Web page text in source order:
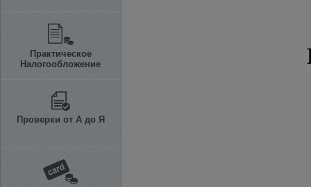
Практическое
Налогообложение
Проверки от А до Я